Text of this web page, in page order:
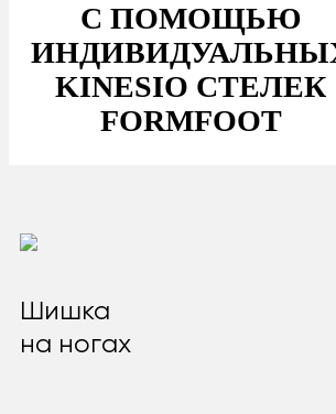
С ПОМОЩЬЮ
KINESIO СТЕЛЕК
FORMFOOT
Шишка
на ногах